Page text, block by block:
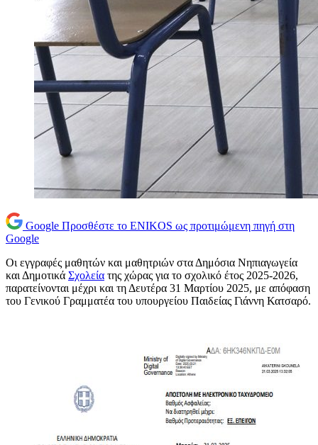
Google Προσθέστε το ENIKOS ως προτιμώμενη πηγή στη
Google
Οι εγγραφές μαθητών και μαθητριών στα Δημόσια Νηπιαγωγεία
και Δημοτικά Σχολεία της χώρας για το σχολικό έτος 2025-2026,
παρατείνονται μέχρι και τη Δευτέρα 31 Μαρτίου 2025, με απόφαση
του Γενικού Γραμματέα του υπουργείου Παιδείας Γιάννη Κατσαρό.